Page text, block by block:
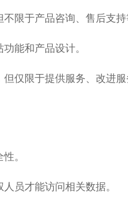
限于产品咨询、售后支持
能和产品设计。
仅限于提供服务、改进
。
员才能访问相关数据。